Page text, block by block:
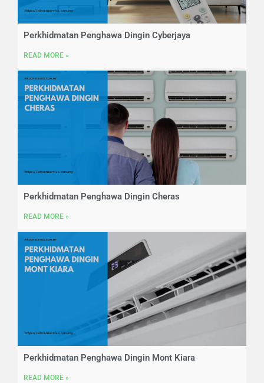
Perkhidmatan Penghawa Dingin Cyberjaya
READ MORE »
Perkhidmatan Penghawa Dingin Cheras
READ MORE »
Perkhidmatan Penghawa Dingin Mont Kiara
READ MORE »